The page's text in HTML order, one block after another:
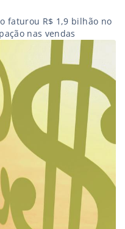
faturou R$ 1,9 bilhão no
nas vendas